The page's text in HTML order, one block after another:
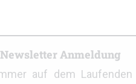
Anmeldung
auf dem Laufenden